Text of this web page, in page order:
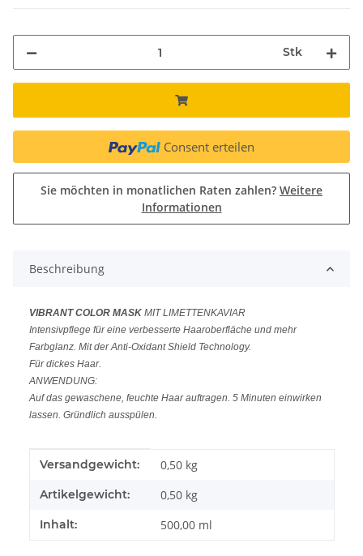
Stk
Consent erteilen
Sie möchten in monatlichen Raten zahlen? Weitere
Informationen
Beschreibung
VIBRANT COLOR MASK MIT LIMETTENKAVIAR
Intensivpflege für eine verbesserte Haaroberfläche und mehr
Farbglanz. Mit der Anti-Oxidant Shield Technology.
Für dickes Haar.
ANWENDUNG:
Auf das gewaschene, feuchte Haar auftragen. 5 Minuten einwirken
lassen. Gründlich ausspülen.
Produkteigenschaft
Wert
Versandgewicht: 0,50 kg
Artikelgewicht: 0,50 kg
Inhalt: 500,00 ml